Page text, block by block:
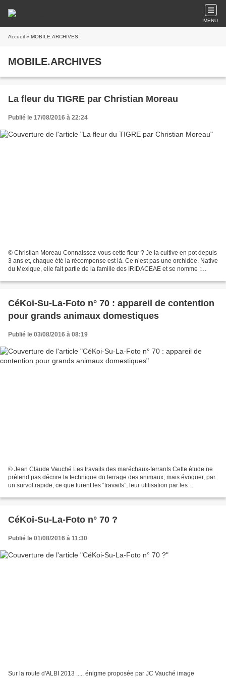
MENU
Accueil » MOBILE.ARCHIVES
MOBILE.ARCHIVES
La fleur du TIGRE par Christian Moreau
Publié le 17/08/2016 à 22:24
© Christian Moreau Connaissez-vous cette fleur ? Je la cultive en pot depuis
3 ans et, chaque été la récompense est là. Ce n’est pas une orchidée. Native
du Mexique, elle fait partie de la famille des IRIDACEAE et se nomme :
CéKoi-Su-La-Foto n° 70 : appareil de contention
pour grands animaux domestiques
Publié le 03/08/2016 à 08:19
© Jean Claude Vauché Les travails des maréchaux-ferrants Cette étude ne
prétend pas décrire la technique du ferrage des animaux, mais évoquer, par
un survol rapide, ce que furent les “travails”, leur utilisation par les
CéKoi-Su-La-Foto n° 70 ?
Publié le 01/08/2016 à 11:30
Sur la route d'ALBI 2013 ..... énigme proposée par JC Vauché image